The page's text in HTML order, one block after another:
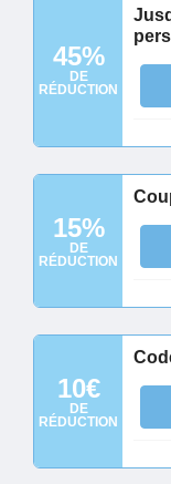
45%
DE
RÉDUCTION
15%
DE
RÉDUCTION
10€
DE
RÉDUCTION